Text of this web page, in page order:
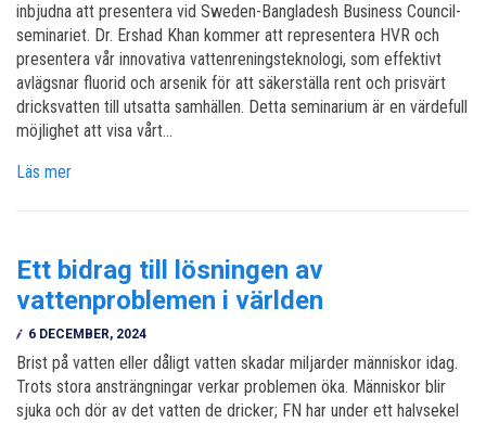
inbjudna att presentera vid Sweden-Bangladesh Business Council-
seminariet. Dr. Ershad Khan kommer att representera HVR och
presentera vår innovativa vattenreningsteknologi, som effektivt
avlägsnar fluorid och arsenik för att säkerställa rent och prisvärt
dricksvatten till utsatta samhällen. Detta seminarium är en värdefull
möjlighet att visa vårt…
Läs mer
Ett bidrag till lösningen av
vattenproblemen i världen
6 DECEMBER, 2024
Brist på vatten eller dåligt vatten skadar miljarder människor idag.
Trots stora ansträngningar verkar problemen öka. Människor blir
sjuka och dör av det vatten de dricker; FN har under ett halvsekel